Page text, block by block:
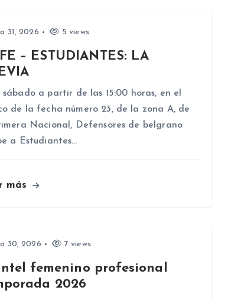
31, 2026 5 views
– ESTUDIANTES: LA
sábado a partir de las 15:00 horas, en el
de la fecha número 23, de la zona A, de
Nacional, Defensores de belgrano
a Estudiantes…
más
30, 2026 7 views
femenino profesional
2026